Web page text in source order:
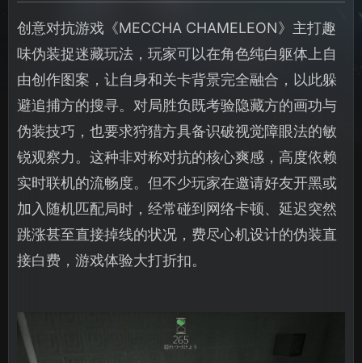
创意对抗游戏《MECCHA CHAMELEON》主打趣
味伪装捉迷藏玩法，玩家可以在角色纯白躯体上自
由创作图案，让自身和关卡背景完全融合，以此躲
避追捕方的搜寻。对局胜负既考验隐藏方的画功与
伪装技巧，也要求狩猎方具备识破视觉障眼法的敏
锐观察力。这种非对称对抗的核心爽感，高度依赖
实时联机的流畅度。但不少玩家在邀请好友开黑或
加入随机匹配局时，经常碰到网络卡顿、延迟突然
跳涨甚至直接掉线的状况，费尽心机设计的伪装直
接白费，游戏体验大打折扣。